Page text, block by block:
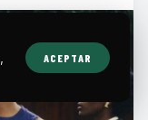
ACEPTAR